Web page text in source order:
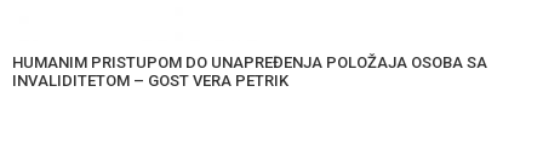
HUMANIM PRISTUPOM DO UNAPREĐENJA POLOŽAJA OSOBA SA
INVALIDITETOM – GOST VERA PETRIK